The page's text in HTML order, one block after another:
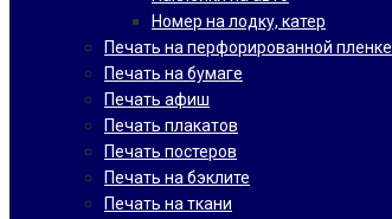
Номер на лодку, катер
Печать на перфорированной пленке
Печать на бумаге
Печать афиш
Печать плакатов
Печать постеров
Печать на бэклите
Печать на ткани